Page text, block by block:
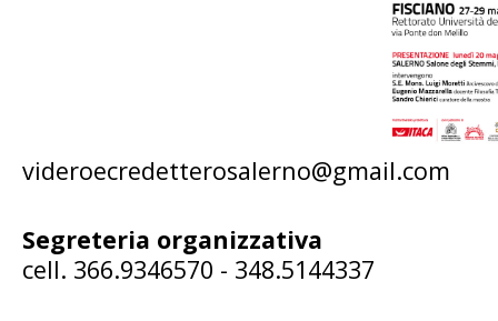
videroecredetterosalerno@gmail.com
Segreteria organizzativa
cell. 366.9346570 - 348.5144337